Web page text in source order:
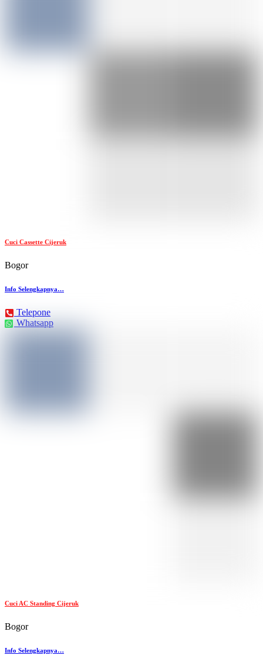
Cuci Cassette Cijeruk
Bogor
Info Selengkapnya…
Telepone
Whatsapp
Cuci AC Standing Cijeruk
Bogor
Info Selengkapnya…